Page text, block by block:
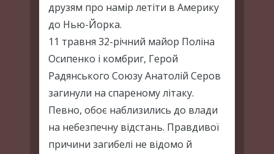
друзям про намір летіти в Америку
до Нью-Йорка.
11 травня 32-річний майор Поліна
Осипенко і комбриг, Герой
Радянського Союзу Анатолій Серов
загинули на спареному літаку.
Певно, обоє наблизились до влади
на небезпечну відстань. Правдивої
причини загибелі не відомо й